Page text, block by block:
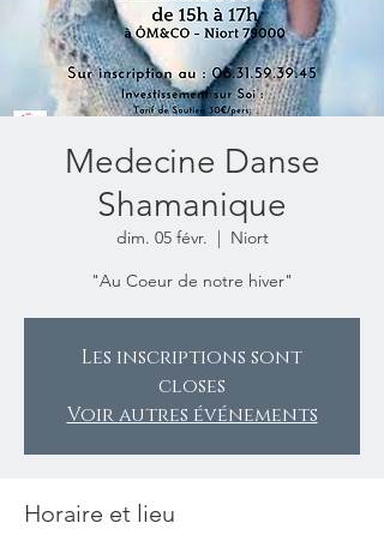
Medecine Danse
Shamanique
dim. 05 févr.
  |
Niort
"Au Coeur de notre hiver"
Les inscriptions sont
closes
Voir autres événements
Horaire et lieu